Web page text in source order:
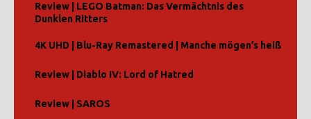
Review | LEGO Batman: Das Vermächtnis des
Dunklen Ritters
4K UHD | Blu-Ray Remastered | Manche mögen’s heiß
Review | Diablo IV: Lord of Hatred
Review | SAROS